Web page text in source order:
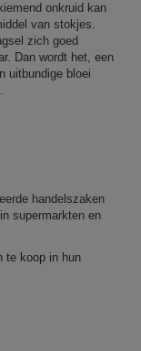
onkruid kan
van stokjes.
zich goed
Dan wordt het, een
uitbundige bloei
handelszaken
supermarkten en
te koop in hun